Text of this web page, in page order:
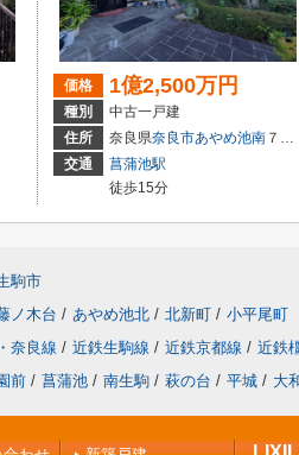
価格 1億2,500万円
種別
中古一戸建
住所
奈良県奈良市あやめ池南 ７丁目
交通
菖蒲池駅
徒歩15分
駒市
ノ木台 / あやめ池北 / 北新町 / 小平尾町
奈良線 / 近鉄生駒線 / 近鉄京都線 / 近鉄
前 / 菖蒲池 / 南生駒 / 萩の台 / 平城 / 大